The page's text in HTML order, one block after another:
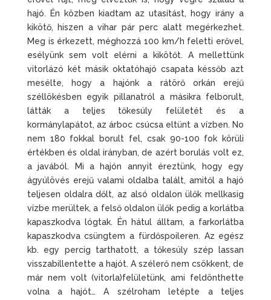
hajó. Én közben kiadtam az utasítást, hogy irány a
kikötő, hiszen a vihar pár perc alatt megérkezhet.
Meg is érkezett, méghozzá 100 km/h feletti erővel,
esélyünk sem volt elérni a kikötőt. A mellettünk
vitorlázó két másik oktatóhajó csapata késsőb azt
mesélte, hogy a hajónk a rátörő orkán erejű
széllökésben egyik pillanatról a másikra felborult,
látták a teljes tőkesúly felületét és a
kormánylapátot, az árboc csúcsa eltünt a vízben. No
nem 180 fokkal borult fel, csak 90-100 fok körüli
értékben és oldal irányban, de azért borulás volt ez,
a javából. Mi a hajón annyit éreztünk, hogy egy
ágyúlövés erejű valami oldalba talált, amitől a hajó
teljesen oldalra dőlt, az alsó oldalon ülők mellkasig
vízbe merültek, a felső oldalon ülők pedig a korlátba
kapaszkodva lógtak. Én hátul álltam, a farkorlátba
kapaszkodva csüngtem a fürdőspoileren. Az egész
kb. egy percig tarthatott, a tőkesúly szép lassan
visszabillentette a hajót. A szélerő nem csökkent, de
már nem volt (vitorla)felületünk, ami feldönthette
volna a hajót… A szélroham letépte a teljes